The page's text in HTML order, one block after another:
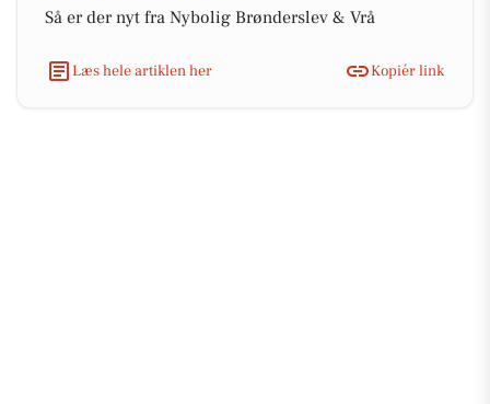
Så er der nyt fra Nybolig Brønderslev & Vrå
Læs hele artiklen her Kopiér link